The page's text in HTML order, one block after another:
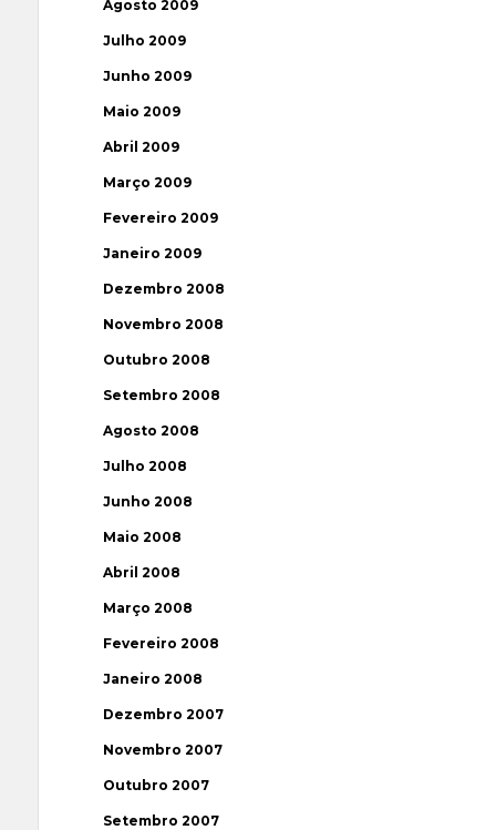
Agosto 2009
Julho 2009
Junho 2009
Maio 2009
Abril 2009
Março 2009
Fevereiro 2009
Janeiro 2009
Dezembro 2008
Novembro 2008
Outubro 2008
Setembro 2008
Agosto 2008
Julho 2008
Junho 2008
Maio 2008
Abril 2008
Março 2008
Fevereiro 2008
Janeiro 2008
Dezembro 2007
Novembro 2007
Outubro 2007
Setembro 2007